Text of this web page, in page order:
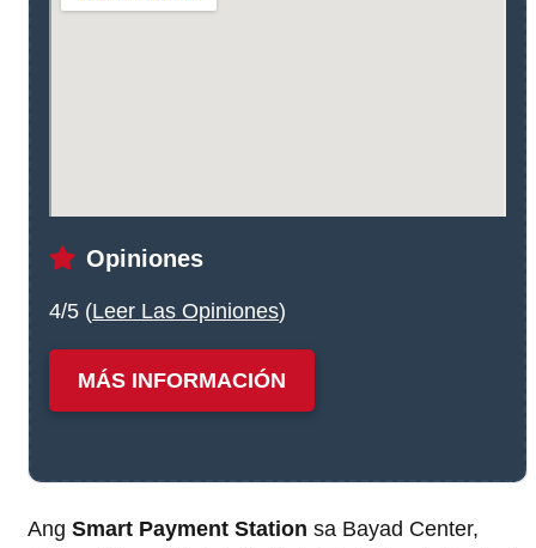
Opiniones
4/5 (Leer Las Opiniones)
MÁS INFORMACIÓN
Ang Smart Payment Station sa Bayad Center,